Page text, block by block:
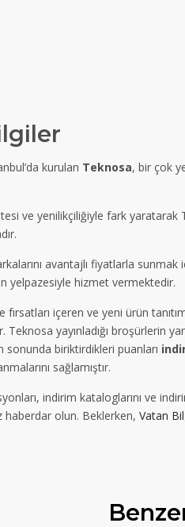
kurulan Teknosa, bir çok
ve yenilikçiliğiyle fark
avantajlı fiyatlarla sunmak
yelpazesiyle hizmet vermektedir.
fırsatları içeren ve yeni ürün
yayınladığı broşürlerin
sonunda biriktirdikleri puanları
sağlamıştır.
indirim kataloglarını ve
olun. Beklerken, Vatan